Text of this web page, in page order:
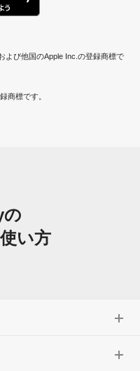
よび他国のApple Inc.の登録商標で
商標です。
の
い方